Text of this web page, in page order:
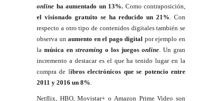
online ha aumentado un 13%. Como contraposición,
el visionado gratuito se ha reducido un 21%. Con
respecto a otro tipo de contenidos digitales también se
observa unaumento en el pago digital por ejemplo en
la música en streaming o los juegos online. Un gran
incremento a destacar es el que ha tenido lugar en la
compra de libros electrónicos que se potencio entre
2011 y 2016 un 8%.
Netflix, HBO, Movistar+ o Amazon Prime Video son